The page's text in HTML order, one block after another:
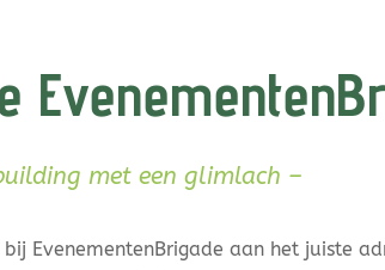
met een glimlach –
EvenementenBrigade aan het juiste